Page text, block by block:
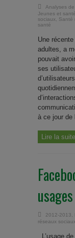
Analyses
Jeunes et
sociaux
Santé
santé
Une
adultes, a
pouvait
ses
à ce jour de
Lire la
2012-2013
réseaux sociaux
L’usage